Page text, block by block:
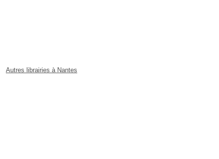
Autres librairies à Nantes